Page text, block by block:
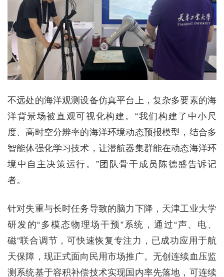
不远处的海洋观测设备仿真平台上，复杂多要素的海
洋背景场被直观可视化构建。“我们构建了中小尺
度、高时空分辨率的海洋环境动态预报模型，结合多
智能体强化学习技术，让潜航器集群能在动态海洋环
境中自主决策运行。”团队骨干成员陈德盛告诉记
者。
针对失重与长时任务导致的脑力下降，天津工业大学
研发的“多模态物理场干预”系统，通过“声、电、
磁”联合调节，可快速恢复专注力，已成功应用于航
天保障，现正式面向民用市场推广。无创连续血压监
测系统基于容积补偿技术实现国内率先落地，可连续